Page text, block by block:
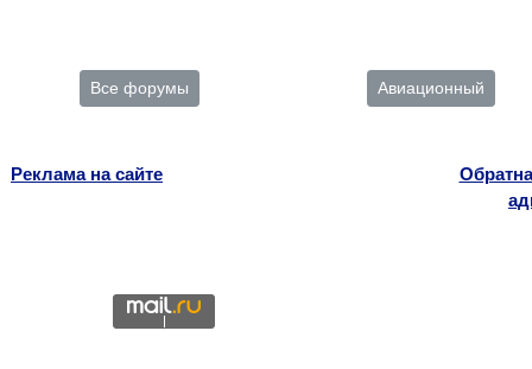
Все форумы Авиационный
Реклама на сайте